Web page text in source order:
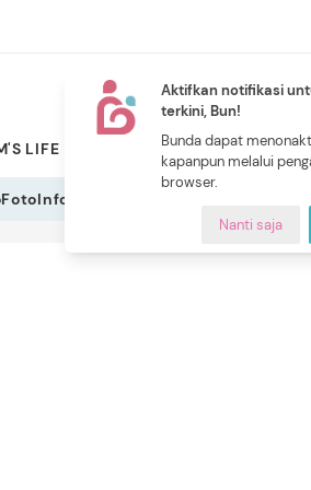
Aktifkan notifikasi
terkini, Bun!
Bunda dapat
kapanpun melalui
browser.
Nanti saja
LIFE PILIHAN BUNDA
NEW
CERITA
FotoInfografis